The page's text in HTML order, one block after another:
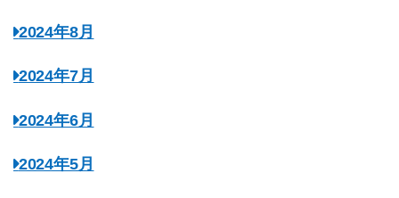
2024年8月
2024年7月
2024年6月
2024年5月